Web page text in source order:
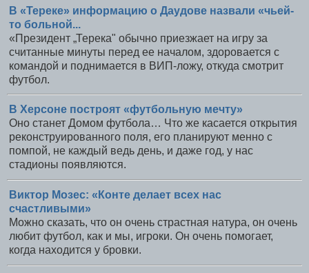
В «Тереке» информацию о Даудове назвали «чьей-
то больной...
«Президент „Терека" обычно приезжает на игру за
считанные минуты перед ее началом, здоровается с
командой и поднимается в ВИП-ложу, откуда смотрит
футбол.
В Херсоне построят «футбольную мечту»
Оно станет Домом футбола… Что же касается открытия
реконструированного поля, его планируют менно с
помпой, не каждый ведь день, и даже год, у нас
стадионы появляются.
Виктор Мозес: «Конте делает всех нас
счастливыми»
Можно сказать, что он очень страстная натура, он очень
любит футбол, как и мы, игроки. Он очень помогает,
когда находится у бровки.